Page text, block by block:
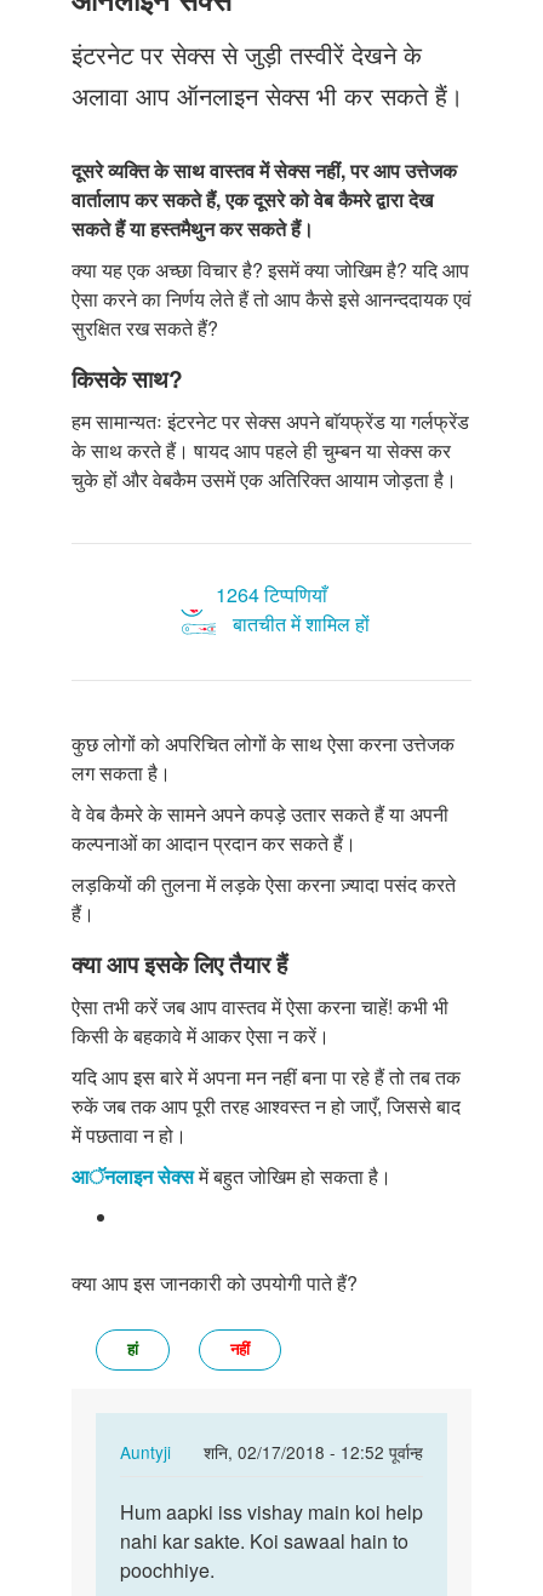
Just Poocho
संपर्क करें
इंटरनेट पर सेक्स से जुड़ी तस्वीरें देखने के
अलावा आप ऑनलाइन सेक्स भी कर सकते हैं।
दूसरे व्यक्ति के साथ वास्तव में सेक्स नहीं, पर आप उत्तेजक
वार्तालाप कर सकते हैं, एक दूसरे को वेब कैमरे द्वारा देख
सकते हैं या हस्तमैथुन कर सकते हैं।
क्या यह एक अच्छा विचार है? इसमें क्या जोखिम है? यदि आप
ऐसा करने का निर्णय लेते हैं तो आप कैसे इसे आनन्ददायक एवं
सुरक्षित रख सकते हैं?
किसके साथ?
हम सामान्यतः इंटरनेट पर सेक्स अपने बाॅयफ्रेंड या गर्लफ्रेंड
के साथ करते हैं। षायद आप पहले ही चुम्बन या सेक्स कर
चुके हों और वेबकैम उसमें एक अतिरिक्त आयाम जोड़ता है।
1264 टिप्पणियाँ
बातचीत में शामिल हों
कुछ लोगों को अपरिचित लोगों के साथ ऐसा करना उत्तेजक
लग सकता है।
वे वेब कैमरे के सामने अपने कपड़े उतार सकते हैं या अपनी
कल्पनाओं का आदान प्रदान कर सकते हैं।
लड़कियों की तुलना में लड़के ऐसा करना ज़्यादा पसंद करते
हैं।
क्या आप इसके लिए तैयार हैं
ऐसा तभी करें जब आप वास्तव में ऐसा करना चाहें! कभी भी
किसी के बहकावे में आकर ऐसा न करें।
यदि आप इस बारे में अपना मन नहीं बना पा रहे हैं तो तब तक
रुकें जब तक आप पूरी तरह आश्वस्त न हो जाएँ, जिससे बाद
में पछतावा न हो।
आॅनलाइन सेक्समें बहुत जोखिम हो सकता है।
क्या आप इस जानकारी को उपयोगी पाते हैं?
हां नहीं
Auntyji
शनि, 02/17/2018 - 12:52 पूर्वान्ह
In
to
Mai
sex
Hum
aapki
iss
Hum aapki iss vishay main koi help
nahi kar sakte. Koi sawaal hain to
poochhiye.